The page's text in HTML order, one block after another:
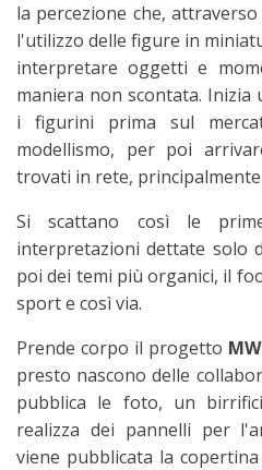
la percezione che,
l'utilizzo delle figure in
interpretare oggetti e
maniera non scontata. Inizia
i figurini prima sul
modellismo, per poi
trovati in rete,
Si scattano così le
interpretazioni dettate solo
poi dei temi più organici, il
sport e così via.
Prende corpo il progetto
presto nascono delle
pubblica le foto, un
realizza dei pannelli per
viene pubblicata la